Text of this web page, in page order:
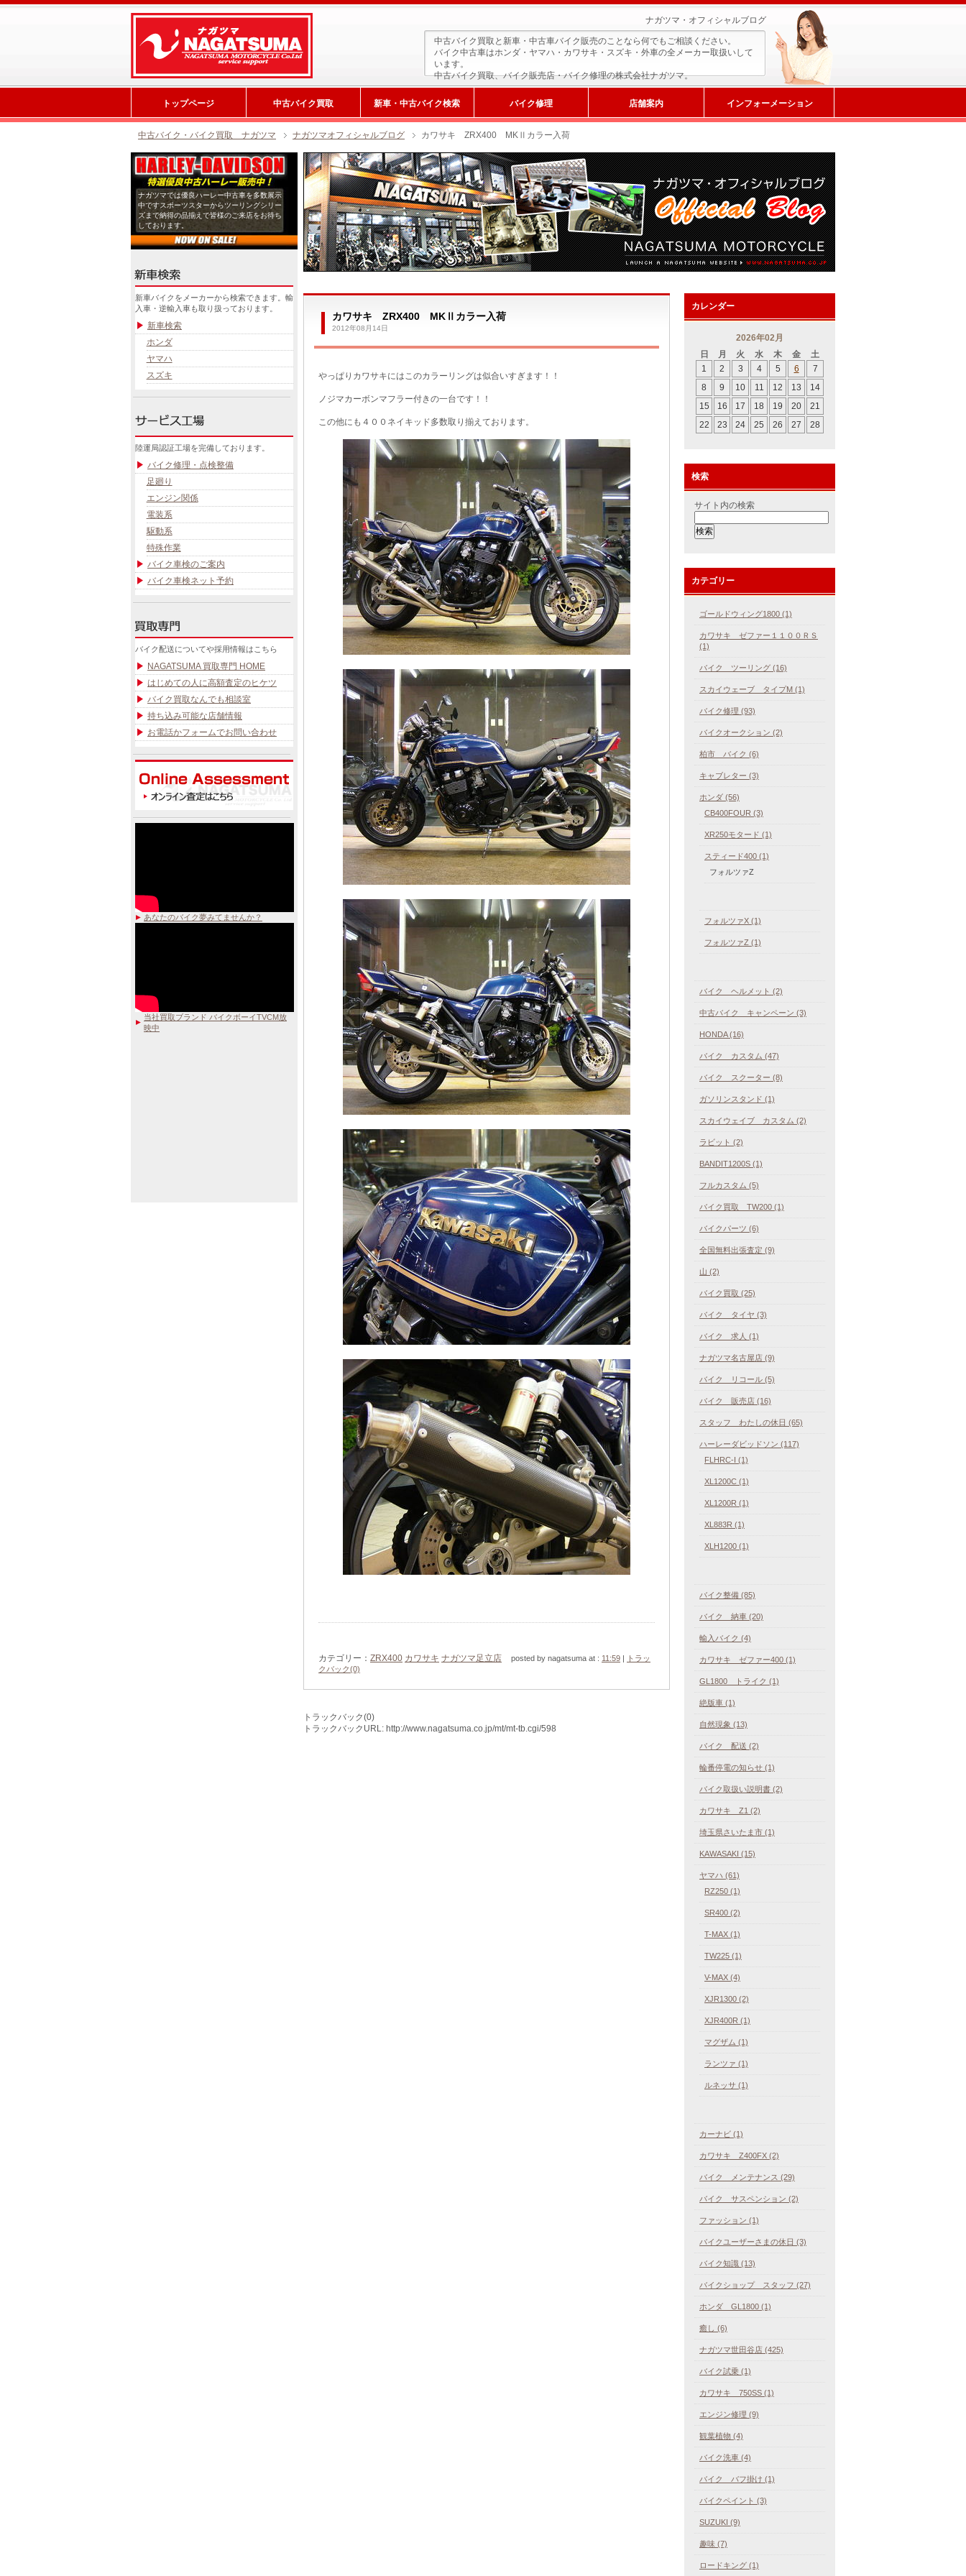
ナガツマ・オフィシャルブログ
中古バイク買取と新車・中古車バイク販売のことなら何でもご相談ください。
バイク中古車はホンダ・ヤマハ・カワサキ・スズキ・外車の全メーカー取扱いして
います。
中古バイク買取、バイク販売店・バイク修理の株式会社ナガツマ。
トップページ 中古バイク買取 新車・中古バイク検索 バイク修理 店舗案内 インフォーメーション
中古バイク・バイク買取 ナガツマ ナガツマオフィシャルブログ カワサキ ZRX400 MKⅡカラー入荷
カワサキ ZRX400 MKⅡカラー入荷
2012年08月14日
やっぱりカワサキにはこのカラーリングは似合いすぎます！！
ノジマカーボンマフラー付きの一台です！！
この他にも４００ネイキッド多数取り揃えております。
カテゴリー： ZRX400 カワサキ ナガツマ足立店 posted by nagatsuma at : 11:59 |
トラッ
クバック(0)
トラックバック(0)
トラックバックURL: http://www.nagatsuma.co.jp/mt/mt-tb.cgi/598
カレンダー
2026年02月
日
月 火 水 木 金
土
1
2 3 4 5 6
7
8
9 10 11 12 13
14
15
16 17 18 19 20
21
22
23 24 25 26 27 28
検索
サイト内の検索
カテゴリー
ゴールドウィング1800 (1)
カワサキ ゼファー１１００ＲＳ
(1)
バイク ツーリング (16)
スカイウェーブ タイプM (1)
バイク修理 (93)
バイクオークション (2)
柏市 バイク (6)
キャブレター (3)
ホンダ (56)
CB400FOUR (3)
XR250モタード (1)
スティード400 (1)
フォルツァZ
フォルツァX (1)
フォルツァZ (1)
バイク ヘルメット (2)
中古バイク キャンペーン (3)
HONDA (16)
バイク カスタム (47)
バイク スクーター (8)
ガソリンスタンド (1)
スカイウェイブ カスタム (2)
ラビット (2)
BANDIT1200S (1)
フルカスタム (5)
バイク買取 TW200 (1)
バイクパーツ (6)
全国無料出張査定 (9)
山 (2)
バイク買取 (25)
バイク タイヤ (3)
バイク 求人 (1)
ナガツマ名古屋店 (9)
バイク リコール (5)
バイク 販売店 (16)
スタッフ わたしの休日 (65)
ハーレーダビッドソン (117)
FLHRC-I (1)
XL1200C (1)
XL1200R (1)
XL883R (1)
XLH1200 (1)
バイク整備 (85)
バイク 納車 (20)
輸入バイク (4)
カワサキ ゼファー400 (1)
GL1800 トライク (1)
絶版車 (1)
自然現象 (13)
バイク 配送 (2)
輪番停電の知らせ (1)
バイク取扱い説明書 (2)
カワサキ Z1 (2)
埼玉県さいたま市 (1)
KAWASAKI (15)
ヤマハ (61)
RZ250 (1)
SR400 (2)
T-MAX (1)
TW225 (1)
V-MAX (4)
XJR1300 (2)
XJR400R (1)
マグザム (1)
ランツァ (1)
ルネッサ (1)
カーナビ (1)
カワサキ Z400FX (2)
バイク メンテナンス (29)
バイク サスペンション (2)
ファッション (1)
バイクユーザーさまの休日 (3)
バイク知識 (13)
バイクショップ スタッフ (27)
ホンダ GL1800 (1)
癒し (6)
ナガツマ世田谷店 (425)
バイク試乗 (1)
カワサキ 750SS (1)
エンジン修理 (9)
観葉植物 (4)
バイク洗車 (4)
バイク バフ掛け (1)
バイクペイント (3)
SUZUKI (9)
趣味 (7)
ロードキング (1)
ナガツマでは優良ハーレー中古車を多数展示
中ですスポーツスターからツーリングシリー
ズまで納得の品揃えで皆様のご来店をお待ち
しております。
新車検索
新車バイクをメーカーから検索できます。輸
入車・逆輸入車も取り扱っております。
新車検索
ホンダ
ヤマハ
スズキ
サービス工場
陸運局認証工場を完備しております。
バイク修理・点検整備
足廻り
エンジン関係
電装系
駆動系
特殊作業
バイク車検のご案内
バイク車検ネット予約
買取専門
バイク配送についてや採用情報はこちら
NAGATSUMA 買取専門 HOME
はじめての人に高額査定のヒケツ
バイク買取なんでも相談室
持ち込み可能な店舗情報
お電話かフォームでお問い合わせ
あなたのバイク夢みてませんか？
当社買取ブランド バイクボーイTVCM放
映中